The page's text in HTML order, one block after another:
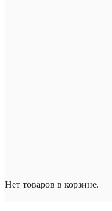
Нет товаров в корзине.